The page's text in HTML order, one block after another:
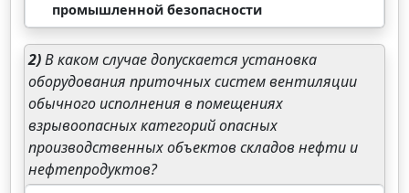
промышленной безопасности
2)В каком случае допускается установка
оборудования приточных систем вентиляции
обычного исполнения в помещениях
взрывоопасных категорий опасных
производственных объектов складов нефти и
нефтепродуктов?